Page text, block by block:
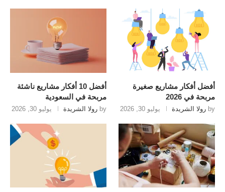
أفضل أفكار مشاريع صغيرة
مربحة في 2026
by رولا الشريدة يوليو 30, 2026
أفضل 10 أفكار مشاريع ناشئة
مربحة في السعودية
by رولا الشريدة يوليو 30, 2026